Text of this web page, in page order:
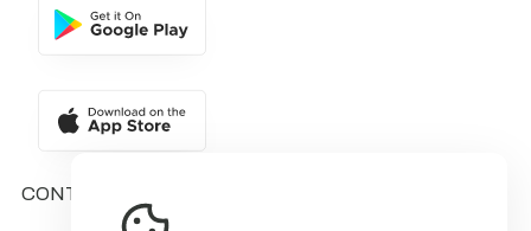
CONTACTOS